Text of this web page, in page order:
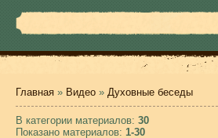
Главная » Видео » Духовные беседы
В категории материалов: 30
Показано материалов: 1-30